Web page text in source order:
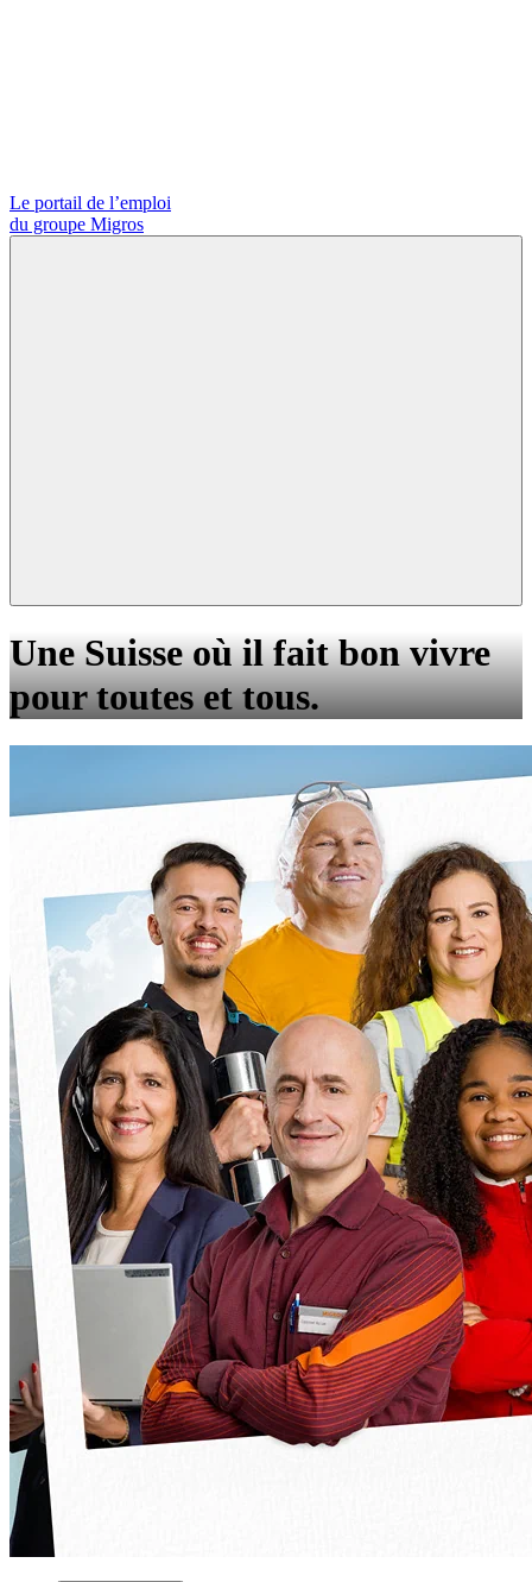
Le portail de l’emploi
du groupe Migros
Une Suisse où il fait bon vivre
pour toutes et tous.